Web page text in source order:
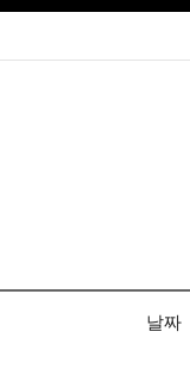
날짜